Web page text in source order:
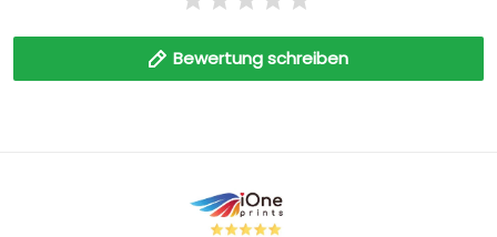
Bewertung schreiben